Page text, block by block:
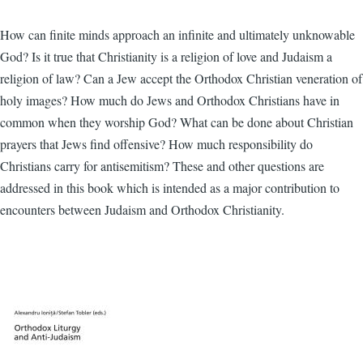
How can finite minds approach an infinite and ultimately unknowable
God? Is it true that Christianity is a religion of love and Judaism a
religion of law? Can a Jew accept the Orthodox Christian veneration of
holy images? How much do Jews and Orthodox Christians have in
common when they worship God? What can be done about Christian
prayers that Jews find offensive? How much responsibility do
Christians carry for antisemitism? These and other questions are
addressed in this book which is intended as a major contribution to
encounters between Judaism and Orthodox Christianity.